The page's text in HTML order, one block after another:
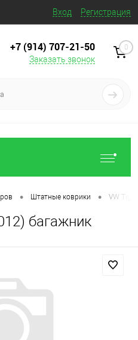
Вход Регистрация
+7 (914) 707‒21‒50
Заказать звонок
0
• Штатные коврики • VW
багажник